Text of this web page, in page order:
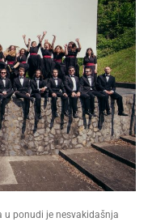
u ponudi je nesvakidašnja